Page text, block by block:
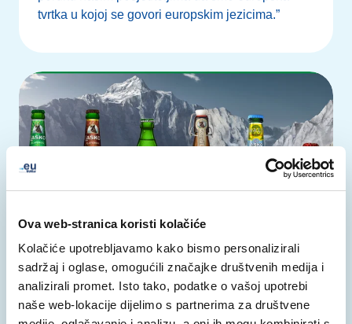
Ova web-stranica koristi kolačiće
Kolačiće upotrebljavamo kako bismo personalizirali
sadržaj i oglase, omogućili značajke društvenih medija i
analizirali promet. Isto tako, podatke o vašoj upotrebi
naše web-lokacije dijelimo s partnerima za društvene
tvrtka u kojoj se govori europskim jezicima.”
lasko.eu